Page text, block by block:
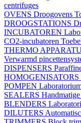
centrifuges
OVENS Droogovens
DROOGSTATIONS
INCUBATOREN
CO2-incubatoren
THERMO
Verwarmd
DISPENSERS
HOMOGENISATORS
POMPEN
SEALERS Handmatige
BLENDERS
DILUTERS